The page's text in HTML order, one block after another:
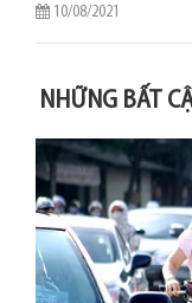
10/08/2021
NHỮNG BẤT